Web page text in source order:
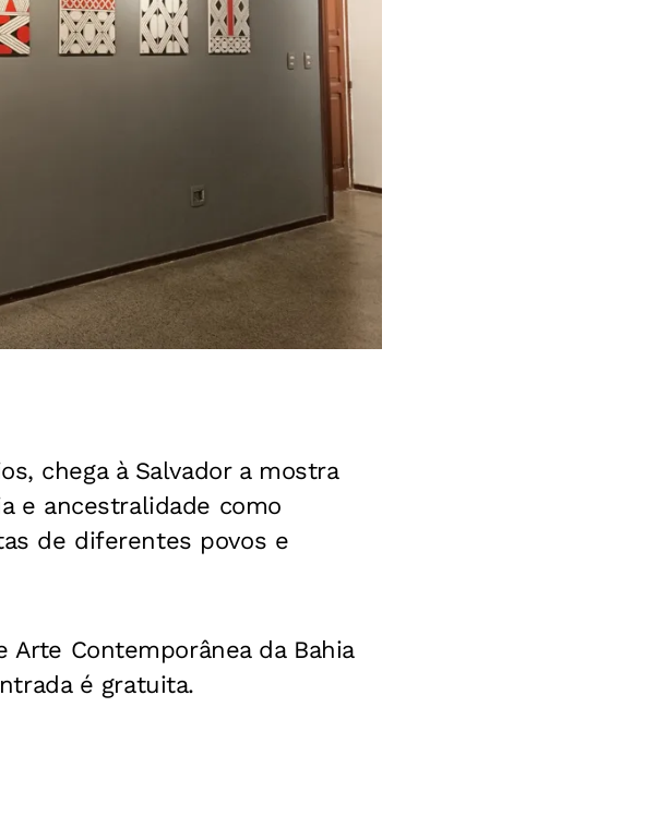
chega à Salvador a mostra
e ancestralidade como
de diferentes povos e
Contemporânea da Bahia
é gratuita.